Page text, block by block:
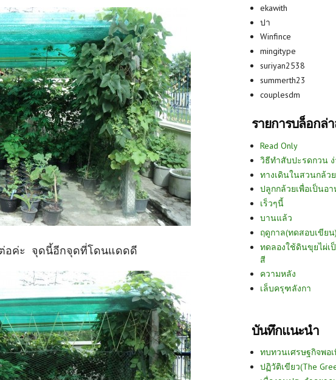
อค่ะ จุดนี้อีกจุดที่โดนแดดดี
ekawith
ปา
Winfince
mingitype
suriyan2538
summerth23
couplesdm
รายการบล็อกล่
Read Only
วิธีทำสับปะรดกวน
ทางเดินในสวนกล้วย
ปลูกกล้วยเพื่อเป็นอา
เร็วๆนี้
บานแล้ว
ฤดูกาล(ทดสอบเขียน)
ทดลองใช้ดินขุยไผ่เ
สี
ความหลัง
เล็บครุฑลังกา
บันทึกแนะนำ
ทบทวนเศรษฐกิจพอเ
ปฏิวัติเขียว(The